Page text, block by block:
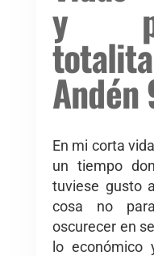
y
Andén
En mi corta
un tiempo
tuviese gusto
cosa no
oscurecer en
lo económico